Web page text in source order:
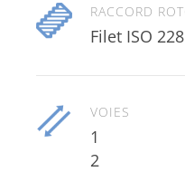
RACCORD
Filet ISO 228
VOIES
1
2